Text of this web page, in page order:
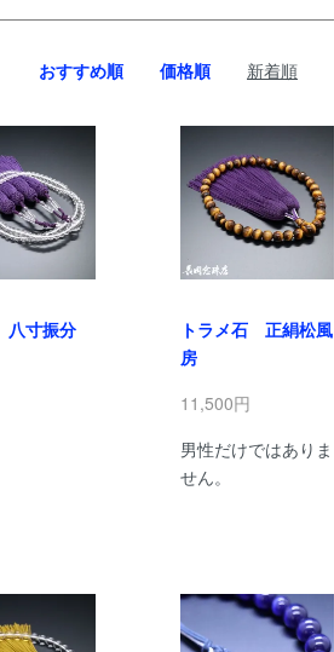
おすすめ順 価格順 新着順
寸振分
トラメ石 正絹松風
房
11,500円
男性だけではありま
せん。